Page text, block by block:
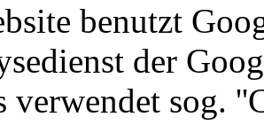
benutzt
der
verwendet sog.